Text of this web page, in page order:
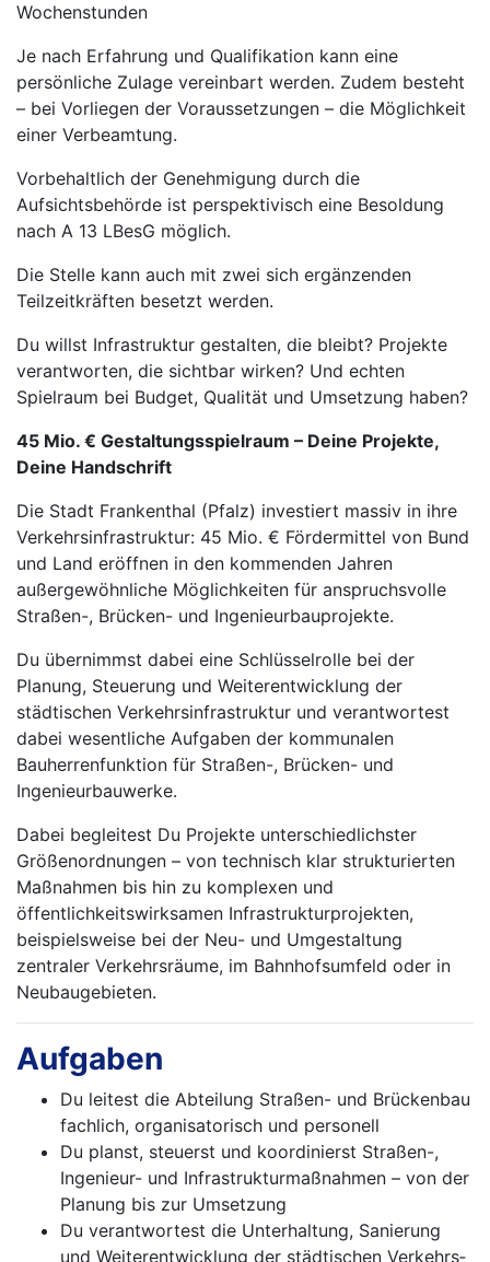
Wochenstunden
Je nach Erfahrung und Qualifikation kann eine
persönliche Zulage vereinbart werden. Zudem besteht
– bei Vorliegen der Voraussetzungen – die Möglichkeit
einer Verbeamtung.
Vorbehaltlich der Genehmigung durch die
Aufsichtsbehörde ist perspektivisch eine Besoldung
nach A 13 LBesG möglich.
Die Stelle kann auch mit zwei sich ergänzenden
Teilzeitkräften besetzt werden.
Du willst Infrastruktur gestalten, die bleibt? Projekte
verantworten, die sichtbar wirken? Und echten
Spielraum bei Budget, Qualität und Umsetzung haben?
45 Mio. € Gestaltungsspielraum – Deine Projekte,
Deine Handschrift
Die Stadt Frankenthal (Pfalz) investiert massiv in ihre
Verkehrsinfrastruktur: 45 Mio. € Fördermittel von Bund
und Land eröffnen in den kommenden Jahren
außergewöhnliche Möglichkeiten für anspruchsvolle
Straßen-, Brücken- und Ingenieurbauprojekte.
Du übernimmst dabei eine Schlüsselrolle bei der
Planung, Steuerung und Weiterentwicklung der
städtischen Verkehrsinfrastruktur und verantwortest
dabei wesentliche Aufgaben der kommunalen
Bauherrenfunktion für Straßen-, Brücken- und
Ingenieurbauwerke.
Dabei begleitest Du Projekte unterschiedlichster
Größenordnungen – von technisch klar strukturierten
Maßnahmen bis hin zu komplexen und
öffentlichkeitswirksamen Infrastrukturprojekten,
beispielsweise bei der Neu- und Umgestaltung
zentraler Verkehrsräume, im Bahnhofsumfeld oder in
Neubaugebieten.
Aufgaben
Du leitest die Abteilung Straßen- und Brücken­bau
fachlich, organisatorisch und personell
Du planst, steuerst und koordinierst Straßen-,
Ingenieur- und Infrastrukturmaßnahmen – von der
Planung bis zur Umsetzung
Du verantwortest die Unterhaltung, Sanierung
und Weiterentwicklung der städtischen Ver­kehrs­­